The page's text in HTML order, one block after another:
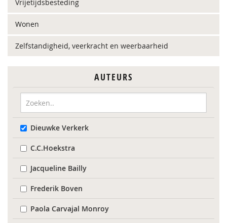
Vrijetijdsbesteding
Wonen
Zelfstandigheid, veerkracht en weerbaarheid
AUTEURS
Dieuwke Verkerk
C.C.Hoekstra
Jacqueline Bailly
Frederik Boven
Paola Carvajal Monroy